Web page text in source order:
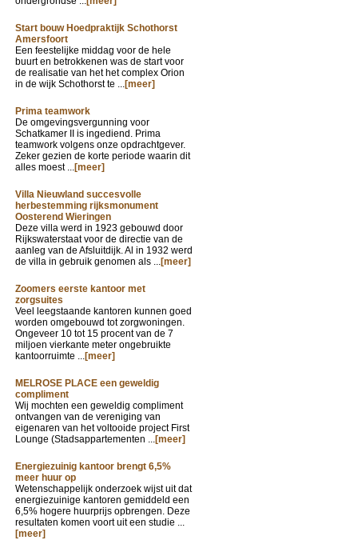
Start bouw Hoedpraktijk Schothorst
Amersfoort
Een feestelijke middag voor de hele
buurt en betrokkenen was de start voor
de realisatie van het het complex Orion
in de wijk Schothorst te ...[meer]
Prima teamwork
De omgevingsvergunning voor
Schatkamer II is ingediend. Prima
teamwork volgens onze opdrachtgever.
Zeker gezien de korte periode waarin dit
alles moest ...[meer]
Villa Nieuwland succesvolle
herbestemming rijksmonument
Oosterend Wieringen
Deze villa werd in 1923 gebouwd door
Rijkswaterstaat voor de directie van de
aanleg van de Afsluitdijk. Al in 1932 werd
de villa in gebruik genomen als ...[meer]
Zoomers eerste kantoor met
zorgsuites
Veel leegstaande kantoren kunnen goed
worden omgebouwd tot zorgwoningen.
Ongeveer 10 tot 15 procent van de 7
miljoen vierkante meter ongebruikte
kantoorruimte ...[meer]
MELROSE PLACE een geweldig
compliment
Wij mochten een geweldig compliment
ontvangen van de vereniging van
eigenaren van het voltooide project First
Lounge (Stadsappartementen ...[meer]
Energiezuinig kantoor brengt 6,5%
meer huur op
Wetenschappelijk onderzoek wijst uit dat
energiezuinige kantoren gemiddeld een
6,5% hogere huurprijs opbrengen. Deze
resultaten komen voort uit een studie ...
[meer]